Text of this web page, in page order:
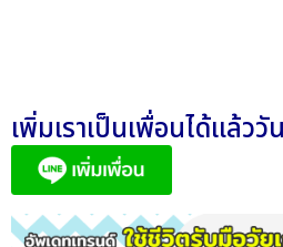
เพิ่มเราเป็นเพื่อนได้แล้ว